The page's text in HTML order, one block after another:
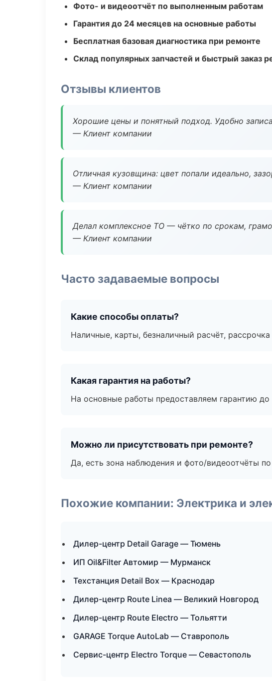
Фото- и видеоотчёт по выполненным работам
Гарантия до 24 месяцев на основные работы
Бесплатная базовая диагностика при ремонте
Склад популярных запчастей и быстрый заказ
Отзывы клиентов
Хорошие цены и понятный подход. Удобно
— Клиент компании
Отличная кузовщина: цвет попали идеально,
— Клиент компании
Делал комплексное ТО — чётко по срокам,
— Клиент компании
Часто задаваемые вопросы
Какие способы оплаты?
Наличные, карты, безналичный расчёт,
Какая гарантия на работы?
На основные работы предоставляем гарантию до
Можно ли присутствовать при ремонте?
Да, есть зона наблюдения и фото/видеоотчёты по
Похожие компании: Электрика и
Дилер-центр Detail Garage — Тюмень
ИП Oil&Filter Автомир — Мурманск
Техстанция Detail Box — Краснодар
Дилер-центр Route Linea — Великий Новгород
Дилер-центр Route Electro — Тольятти
GARAGE Torque AutoLab — Ставрополь
Сервис-центр Electro Torque — Севастополь